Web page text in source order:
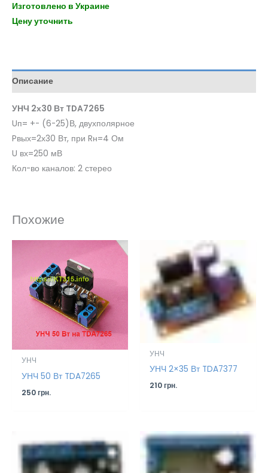
Изготовлено в Украине
Цену уточнить
Описание
УНЧ 2х30 Вт TDA7265
Uп= +- (6-25)В, двухполярное
Pвых=2х30 Вт, при Rн=4 Ом
U вх=250 мВ
Кол-во каналов: 2 стерео
Похожие
УНЧ
УНЧ 50 Вт TDA7265
250грн.
УНЧ
УНЧ 2×35 Вт TDA7377
210грн.